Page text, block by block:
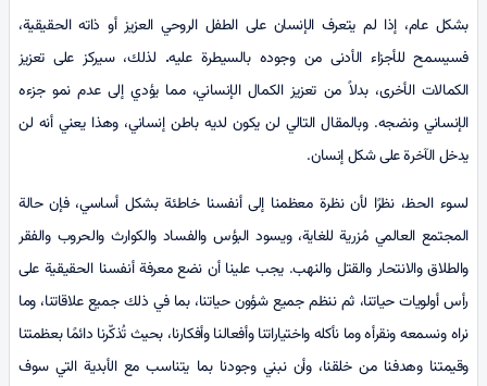
بشكل عام، إذا لم يتعرف الإنسان على الطفل الروحي العزيز أو ذاته الحقيقية،
فسيسمح للأجزاء الأدنى من وجوده بالسيطرة عليه. لذلك، سيركز على تعزيز
الكمالات الأخرى، بدلاً من تعزيز الكمال الإنساني، مما يؤدي إلى عدم نمو جزءه
الإنساني ونضجه. وبالمقال التالي لن يكون لديه باطن إنساني، وهذا يعني أنه لن
يدخل الآخرة على شكل إنسان.
لسوء الحظ، نظرًا لأن نظرة معظمنا إلى أنفسنا خاطئة بشكل أساسي، فإن حالة
المجتمع العالمي مُزرية للغاية، ويسود البؤس والفساد والكوارث والحروب والفقر
والطلاق والانتحار والقتل والنهب. يجب علينا أن نضع معرفة أنفسنا الحقيقية على
رأس أولويات حياتنا، ثم ننظم جميع شؤون حياتنا، بما في ذلك جميع علاقاتنا، وما
نراه ونسمعه ونقرأه وما نأكله واختياراتنا وأفعالنا وأفكارنا، بحيث تُذكّرنا دائمًا بعظمتنا
وقيمتنا وهدفنا من خلقنا، وأن نبني وجودنا بما يتناسب مع الأبدية التي سوف